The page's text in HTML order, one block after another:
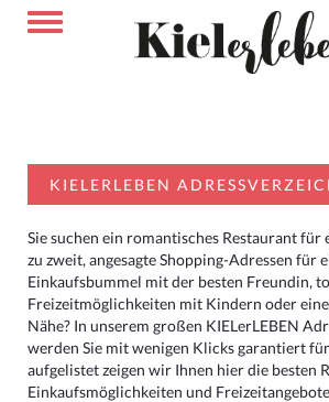
KIELERLEBEN
Sie suchen ein romantisches Restaurant
zu zweit, angesagte Shopping-Adressen für
Einkaufsbummel mit der besten Freundin,
Freizeitmöglichkeiten mit Kindern oder
Nähe? In unserem großen KIELerLEBEN
werden Sie mit wenigen Klicks garantiert
aufgelistet zeigen wir Ihnen hier die besten
Einkaufsmöglichkeiten und